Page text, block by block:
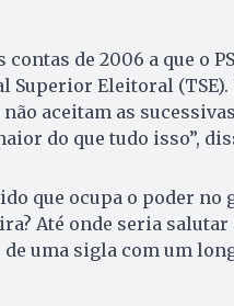
de 2006 a que o
Eleitoral (TSE).
aceitam as
do que tudo isso”,
que ocupa o poder no
Até onde seria salutar
uma sigla com um